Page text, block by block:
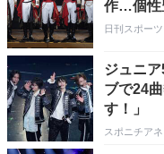
作…個性
日刊スポーツ
ジュニ
ブで24
す！」
スポニチア